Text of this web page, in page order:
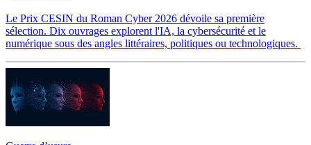
Le Prix CESIN du Roman Cyber 2026 dévoile sa première
sélection. Dix ouvrages explorent l'IA, la cybersécurité et le
numérique sous des angles littéraires, politiques ou technologiques.